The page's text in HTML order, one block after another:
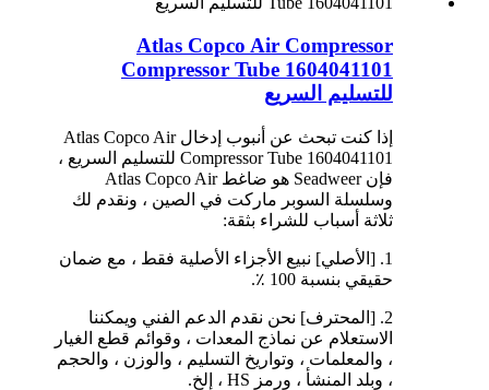
Atlas Copco Air Compressor
Compressor Tube 1604041101
للتسليم السريع
إذا كنت تبحث عن أنبوب إدخال Atlas Copco Air
Compressor Tube 1604041101 للتسليم السريع ،
فإن Seadweer هو ضاغط Atlas Copco Air
وسلسلة السوبر ماركت في الصين ، ونقدم لك
ثلاثة أسباب للشراء بثقة:
1. [الأصلي] نبيع الأجزاء الأصلية فقط ، مع ضمان
حقيقي بنسبة 100 ٪.
2. [المحترف] نحن نقدم الدعم الفني ويمكننا
الاستعلام عن نماذج المعدات ، وقوائم قطع الغيار
، والمعلمات ، وتواريخ التسليم ، والوزن ، والحجم
، وبلد المنشأ ، ورمز HS ، إلخ.